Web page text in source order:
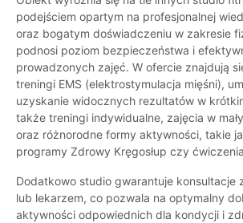
podejściem opartym na profesjonalnej
oraz bogatym doświadczeniu w zakresie
podnosi poziom bezpieczeństwa i
prowadzonych zajęć. W ofercie znajdują
treningi EMS (elektrostymulacja mięśni),
uzyskanie widocznych rezultatów w
także treningi indywidualne, zajęcia w
oraz różnorodne formy aktywności, takie
programy Zdrowy Kręgosłup czy
Dodatkowo studio gwarantuje konsultacje
lub lekarzem, co pozwala na optymalny
aktywności odpowiednich dla kondycji i